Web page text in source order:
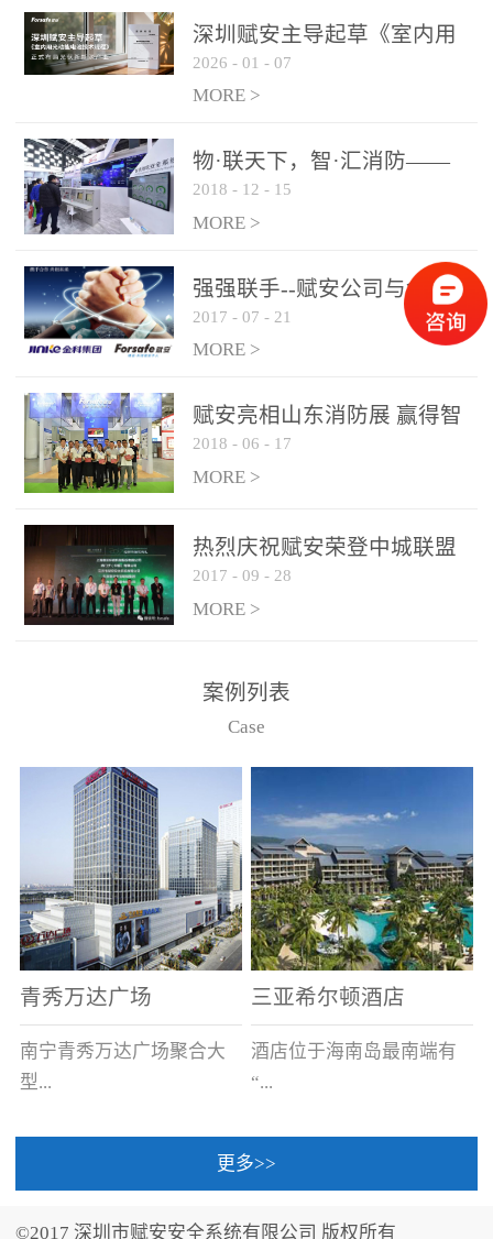
传统的火灾关测器无法被
及时缺发，不能及早发现
和有效扑救火火，这不仅
力和闲难，同时也将造成
巨大的经济损失和社会影
响，基至还会造成人员伤
亡。图像型火灾探测器正
是针对这种高大空间建筑
物的消防设施、设备通过
现场图像的实时获取、预
处理和特征提取分析，实
现火焰的跟踪和识别。能
更早的进行预警，达到早
报早防的效果。 系统构
成示意图： 图像型火灾
和监控端两大部分组成。
两者之间通过以太网相
联，一台监控主机最多可
从监控主机上获取，最多
只能接6台，超过的需从现
深圳赋安主导起草《室内用
光动能电池技术规程》 正式
布局光伏新能源产业
2026 - 01 - 07
MORE >
物·联天下，智·汇消防——
赋安F&S 2018上海消防展圆
满落幕
2018 - 12 - 15
MORE >
强强联手--赋安公司与金科
集团达成战略合作协议
2017 - 07 - 21
MORE >
赋安亮相山东消防展 赢得智
慧消防新荣耀
2018 - 06 - 17
MORE >
热烈庆祝赋安荣登中城联盟
联合采购战略合作平台
2017 - 09 - 28
MORE >
案例列表
Case
青秀万达广场
南宁青秀万达广场聚合大
型...
三亚希尔顿酒店
酒店位于海南岛最南端有
“...
中国的海岛天堂”之美称的
更多>>
©2017 深圳市赋安安全系统有限公司 版权所有